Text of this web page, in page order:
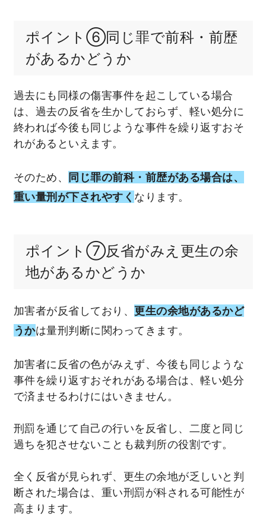
ポイント⑥同じ罪で前科・前歴
があるかどうか
過去にも同様の傷害事件を起こしている場合
は、過去の反省を生かしておらず、軽い処分に
終われば今後も同じような事件を繰り返すおそ
れがあるといえます。
そのため、
同じ罪の前科・前歴がある場合は、
重い量刑が下されやすく なります。
ポイント⑦反省がみえ更生の余
地があるかどうか
加害者が反省しており、 更生の余地があるかど
うかは量刑判断に関わってきます。
加害者に反省の色がみえず、今後も同じような
事件を繰り返すおそれがある場合は、軽い処分
で済ませるわけにはいきません。
刑罰を通じて自己の行いを反省し、二度と同じ
過ちを犯させないことも裁判所の役割です。
全く反省が見られず、更生の余地が乏しいと判
断された場合は、重い刑罰が科される可能性が
高まります。